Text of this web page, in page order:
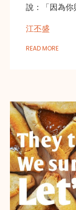
江丕盛
READ MORE